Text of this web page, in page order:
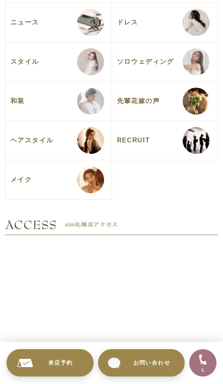
ニュース ドレス
スタイル ソロウェディング
和装 先輩花嫁の声
ヘアスタイル RECRUIT
メイク
来店予約 お問い合わせ
TE
L